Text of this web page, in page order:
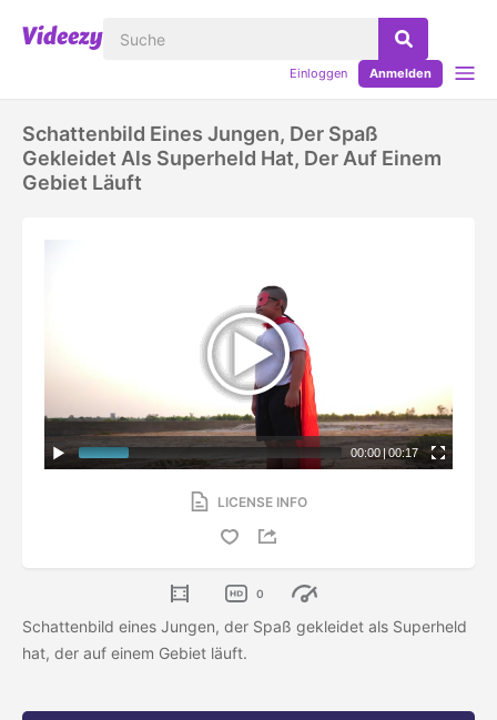
Einloggen Anmelden
Schattenbild Eines Jungen, Der Spaß
Gekleidet Als Superheld Hat, Der Auf Einem
Gebiet Läuft
00:00|00:17
LICENSE INFO
0
Schattenbild eines Jungen, der Spaß gekleidet als Superheld
hat, der auf einem Gebiet läuft.